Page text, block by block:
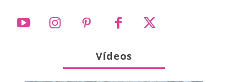
Vídeos